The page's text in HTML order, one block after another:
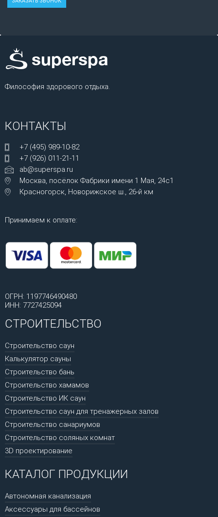
Философия здорового отдыха.
КОНТАКТЫ
+7 (495) 989-10-82
+7 (926) 011-21-11
ab@superspa.ru
Москва, посёлок Фабрики имени 1 Мая, 24с1
Красногорск, Новорижское ш., 26-й км
Принимаем к оплате:
ОГРН: 1197746490480
ИНН: 7727425094
СТРОИТЕЛЬСТВО
Строительство саун
Калькулятор сауны
Строительство бань
Строительство хамамов
Строительство ИК саун
Строительство саун для тренажерных залов
Строительство санариумов
Строительство соляных комнат
3D проектирование
КАТАЛОГ ПРОДУКЦИИ
Автономная канализация
Аксессуары для бассейнов